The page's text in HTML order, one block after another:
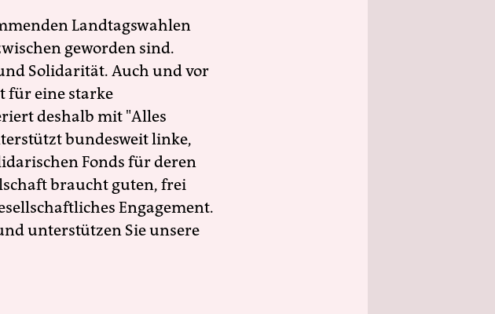
Landtagswahlen
geworden sind.
Solidarität. Auch und vor
für eine starke
deshalb mit "Alles
bundesweit linke,
Fonds für deren
braucht guten, frei
Engagement.
unterstützen Sie unsere